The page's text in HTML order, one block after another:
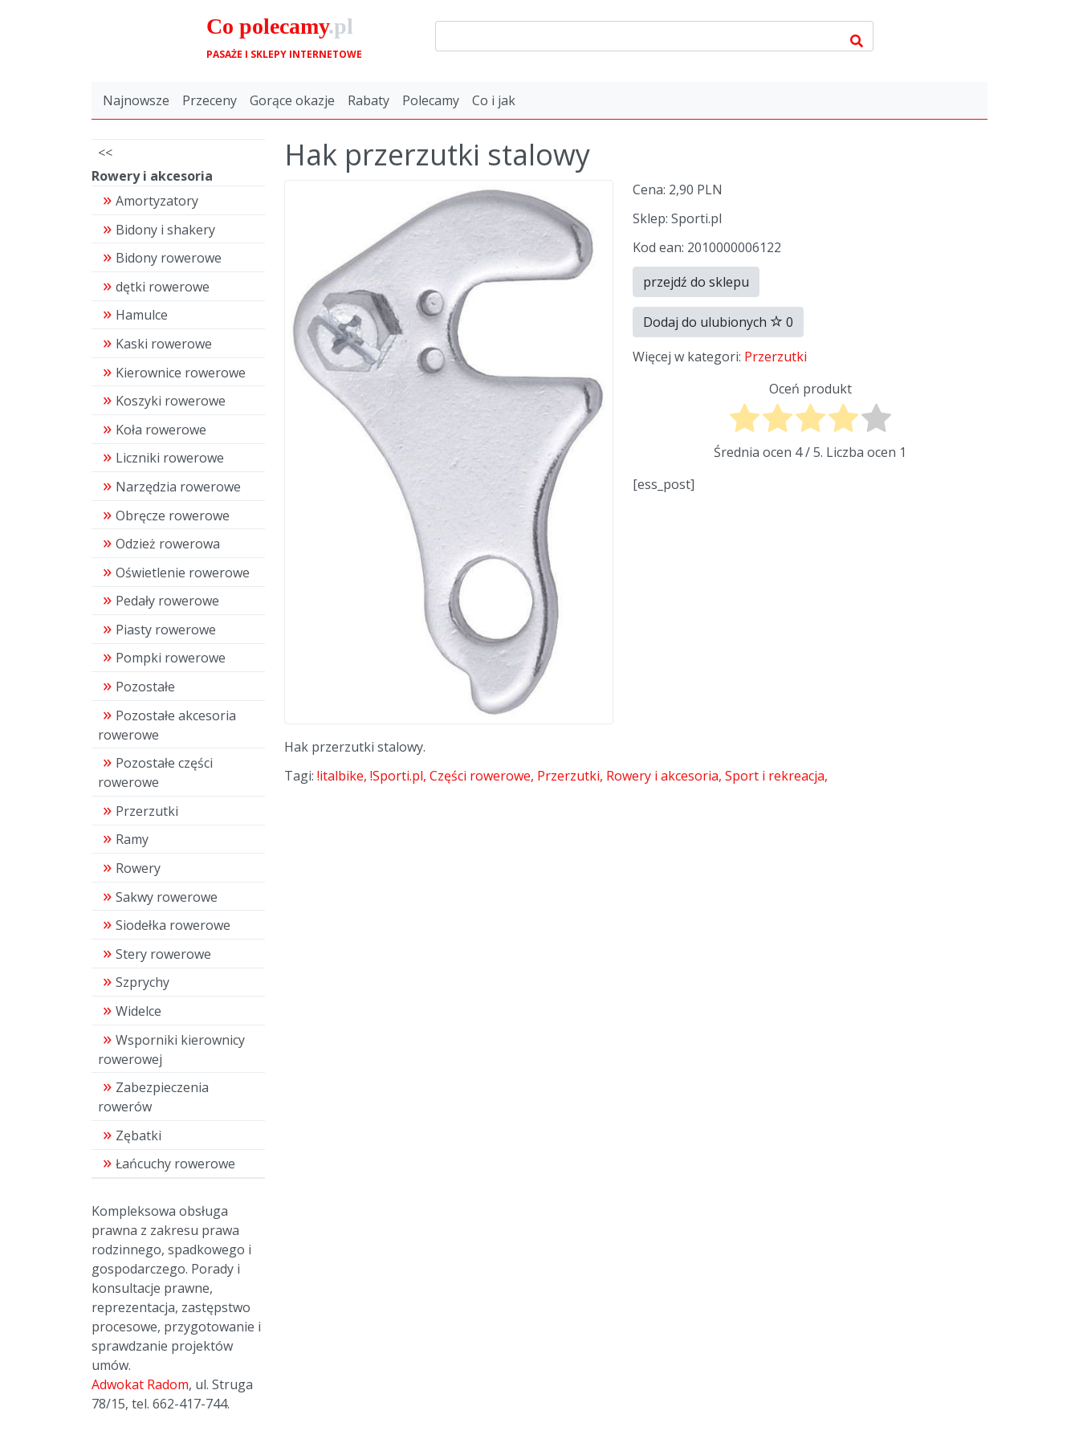
Co polecamy.pl
PASAŻE I SKLEPY INTERNETOWE
Najnowsze Przeceny Gorące okazje Rabaty Polecamy Co i jak
<<
Rowery i akcesoria
Amortyzatory
Bidony i shakery
Bidony rowerowe
dętki rowerowe
Hamulce
Kaski rowerowe
Kierownice rowerowe
Koszyki rowerowe
Koła rowerowe
Liczniki rowerowe
Narzędzia rowerowe
Obręcze rowerowe
Odzież rowerowa
Oświetlenie rowerowe
Pedały rowerowe
Piasty rowerowe
Pompki rowerowe
Pozostałe
Pozostałe akcesoria
rowerowe
Pozostałe części
rowerowe
Przerzutki
Ramy
Rowery
Sakwy rowerowe
Siodełka rowerowe
Stery rowerowe
Szprychy
Widelce
Wsporniki kierownicy
rowerowej
Zabezpieczenia
rowerów
Zębatki
Łańcuchy rowerowe
Kompleksowa obsługa
prawna z zakresu prawa
rodzinnego, spadkowego i
gospodarczego. Porady i
konsultacje prawne,
reprezentacja, zastępstwo
procesowe, przygotowanie i
sprawdzanie projektów
umów.
Adwokat Radom, ul. Struga
78/15, tel. 662-417-744.
Hak przerzutki stalowy
Cena: 2,90 PLN
Sklep: Sporti.pl
Kod ean: 2010000006122
przejdź do sklepu
Dodaj do ulubionych
0
Więcej w kategori: Przerzutki
Oceń produkt
Średnia ocen 4/ 5. Liczba ocen 1
[ess_post]
Hak przerzutki stalowy.
Tagi: !italbike !Sporti.pl Części rowerowe Przerzutki Rowery i akcesoria Sport i rekreacja